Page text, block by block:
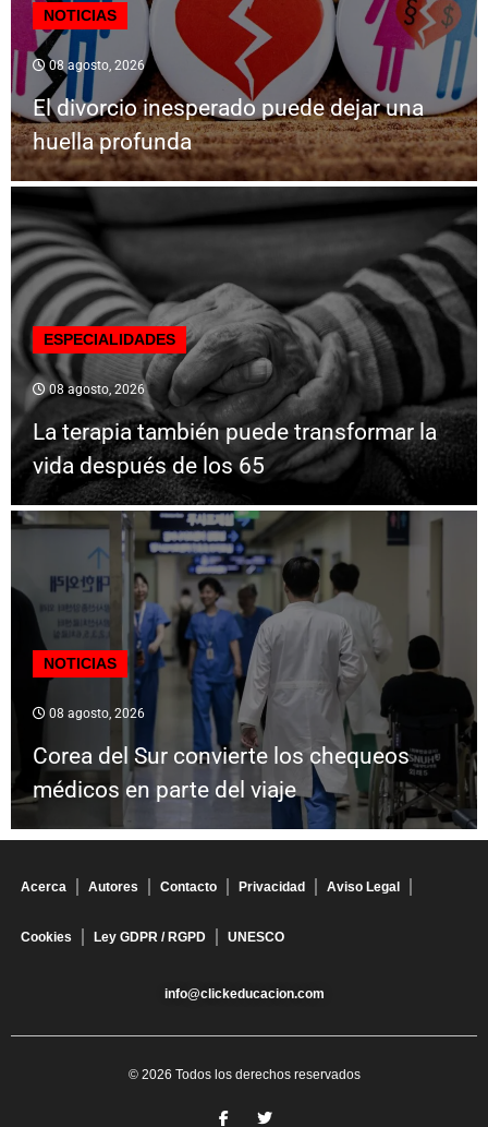
NOTICIAS
08 agosto, 2026
El divorcio inesperado puede dejar una
huella profunda
ESPECIALIDADES
08 agosto, 2026
La terapia también puede transformar la
vida después de los 65
NOTICIAS
08 agosto, 2026
Corea del Sur convierte los chequeos
médicos en parte del viaje
Acerca Autores Contacto Privacidad Aviso Legal
Cookies Ley GDPR / RGPD UNESCO
info@clickeducacion.com
© 2026 Todos los derechos reservados